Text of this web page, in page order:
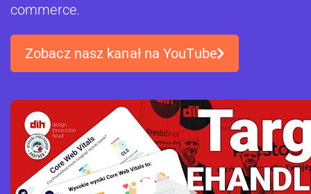
commerce.
Zobacz nasz kanał na YouTube